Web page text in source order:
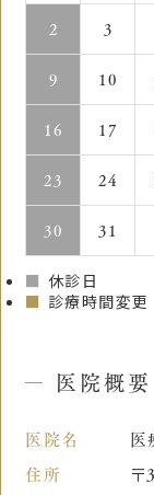
2
3
9
10
16
17
23
24
30
31
■ 休診日
■ 診療時間変更
医院概要
医院名
医
住所